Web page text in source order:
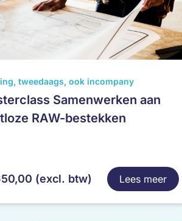
Boertweedaags, ook incompany
Samenwerken aan
RAW-bestekken
(excl. btw) Lees meer